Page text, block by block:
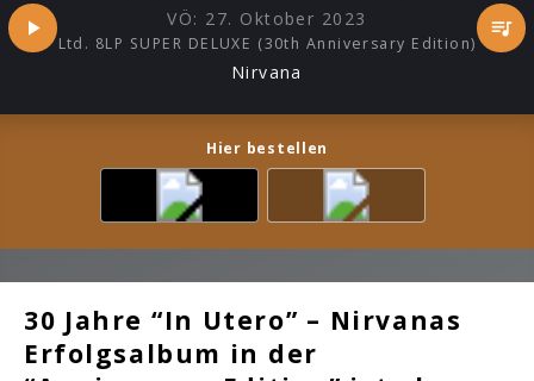
VÖ: 27. Oktober 2023
Ltd. 8LP SUPER DELUXE (30th Anniversary Edition)
Nirvana
Hier bestellen
30 Jahre “In Utero” – Nirvanas
Erfolgsalbum in der